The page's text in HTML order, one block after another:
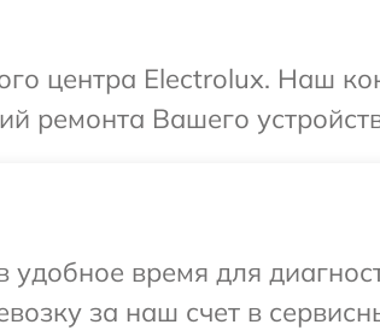
центра Electrolux. Наш
ремонта Вашего
время для
за наш счет в